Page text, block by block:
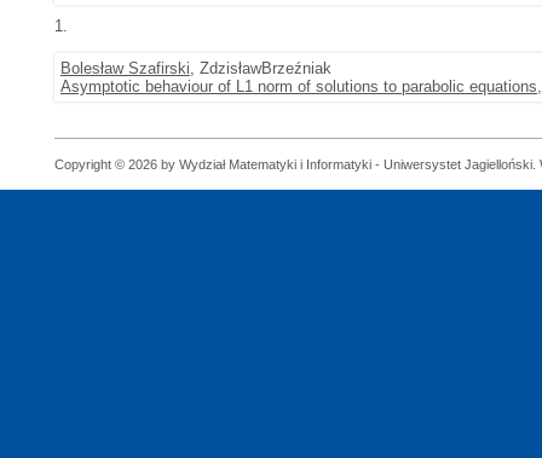
1.
Bolesław Szafirski, ZdzisławBrzeźniak
Asymptotic behaviour of L1 norm of solutions to parabolic equations
Copyright © 2026 by Wydział Matematyki i Informatyki - Uniwersystet